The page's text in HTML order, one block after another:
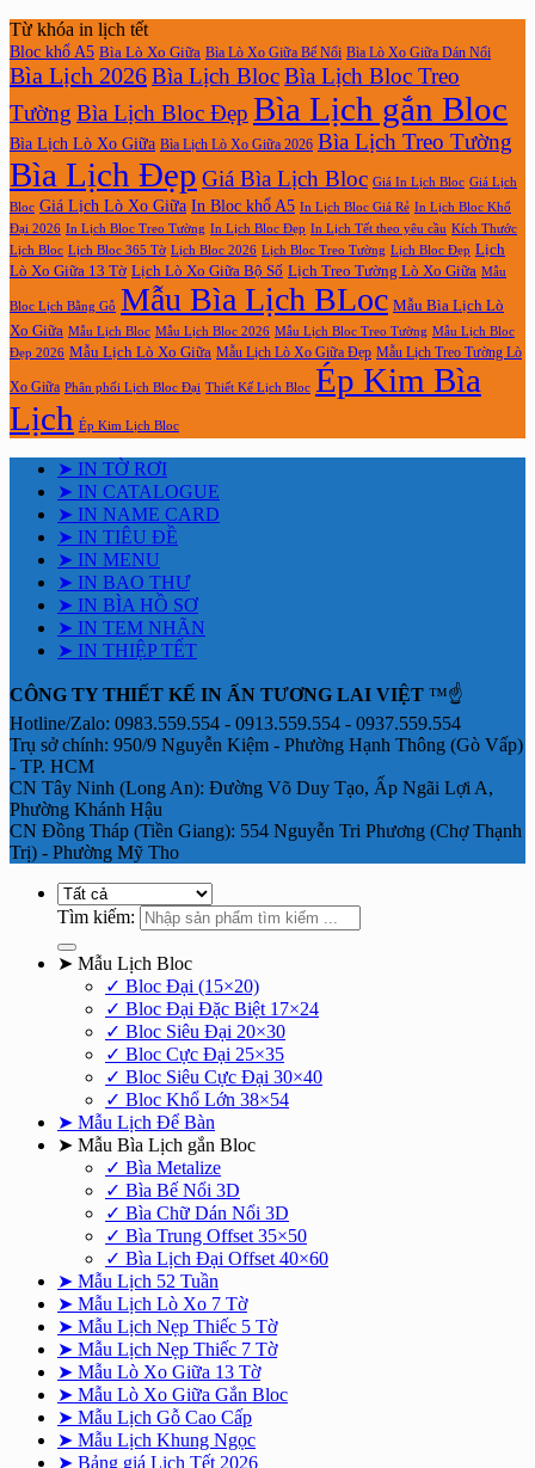
Từ khóa in lịch tết
Bloc khổ A5 Bìa Lò Xo Giữa Bìa Lò Xo Giữa Bế Nổi Bìa Lò Xo Giữa Dán Nổi
Bìa Lịch 2026Bìa Lịch BlocBìa Lịch Bloc Treo
Tường Bìa Lịch Bloc Đẹp Bìa Lịch gắn Bloc
Bìa Lịch Lò Xo Giữa Bìa Lịch Lò Xo Giữa 2026 Bìa Lịch Treo Tường
Bìa Lịch Đẹp Giá Bìa Lịch Bloc Giá In Lịch Bloc Giá Lịch
Bloc Giá Lịch Lò Xo Giữa In Bloc khổ A5 In Lịch Bloc Giá Rẻ In Lịch Bloc Khổ
Đại 2026 In Lịch Bloc Treo Tường In Lịch Bloc Đẹp In Lịch Tết theo yêu cầu Kích Thước
Lịch Bloc Lịch Bloc 365 Tờ Lịch Bloc 2026 Lịch Bloc Treo Tường Lịch Bloc Đẹp Lịch
Lò Xo Giữa 13 Tờ Lịch Lò Xo Giữa Bộ Số Lịch Treo Tường Lò Xo Giữa Mẫu
Bloc Lịch Bằng Gỗ Mẫu Bìa Lịch BLoc Mẫu Bìa Lịch Lò
Xo Giữa Mẫu Lịch Bloc Mẫu Lịch Bloc 2026 Mẫu Lịch Bloc Treo Tường Mẫu Lịch Bloc
Đẹp 2026 Mẫu Lịch Lò Xo Giữa Mẫu Lịch Lò Xo Giữa Đẹp Mẫu Lịch Treo Tường Lò
Xo Giữa Phân phối Lịch Bloc Đại Thiết Kế Lịch Bloc Ép Kim Bìa
Lịch Ép Kim Lịch Bloc
➤ IN TỜ RƠI
➤ IN CATALOGUE
➤ IN NAME CARD
➤ IN TIÊU ĐỀ
➤ IN MENU
➤ IN BAO THƯ
➤ IN BÌA HỒ SƠ
➤ IN TEM NHÃN
➤ IN THIỆP TẾT
CÔNG TY THIẾT KẾ IN ẤN TƯƠNG LAI VIỆT ™☝️
Hotline/Zalo: 0983.559.554 - 0913.559.554 - 0937.559.554
Trụ sở chính: 950/9 Nguyễn Kiệm - Phường Hạnh Thông (Gò Vấp)
- TP. HCM
CN Tây Ninh (Long An): Đường Võ Duy Tạo, Ấp Ngãi Lợi A,
Phường Khánh Hậu
CN Đồng Tháp (Tiền Giang): 554 Nguyễn Tri Phương (Chợ Thạnh
Trị) - Phường Mỹ Tho
Tìm kiếm:
➤ Mẫu Lịch Bloc
✓ Bloc Đại (15×20)
✓ Bloc Đại Đặc Biệt 17×24
✓ Bloc Siêu Đại 20×30
✓ Bloc Cực Đại 25×35
✓ Bloc Siêu Cực Đại 30×40
✓ Bloc Khổ Lớn 38×54
➤ Mẫu Lịch Để Bàn
➤ Mẫu Bìa Lịch gắn Bloc
✓ Bìa Metalize
✓ Bìa Bế Nổi 3D
✓ Bìa Chữ Dán Nổi 3D
✓ Bìa Trung Offset 35×50
✓ Bìa Lịch Đại Offset 40×60
➤ Mẫu Lịch 52 Tuần
➤ Mẫu Lịch Lò Xo 7 Tờ
➤ Mẫu Lịch Nẹp Thiếc 5 Tờ
➤ Mẫu Lịch Nẹp Thiếc 7 Tờ
➤ Mẫu Lò Xo Giữa 13 Tờ
➤ Mẫu Lò Xo Giữa Gắn Bloc
➤ Mẫu Lịch Gỗ Cao Cấp
➤ Mẫu Lịch Khung Ngọc
➤ Bảng giá Lịch Tết 2026